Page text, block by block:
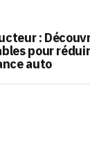
:
pour
auto